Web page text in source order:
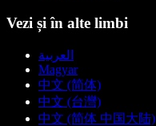
Vezi și în alte limbi
العربية
Magyar
中文 (简体)
中文 (台灣)
中文 (简体 中国大陆)